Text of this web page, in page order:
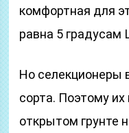
комфортная для
равна 5 градусам
Но селекционеры
сорта. Поэтому
открытом грунте